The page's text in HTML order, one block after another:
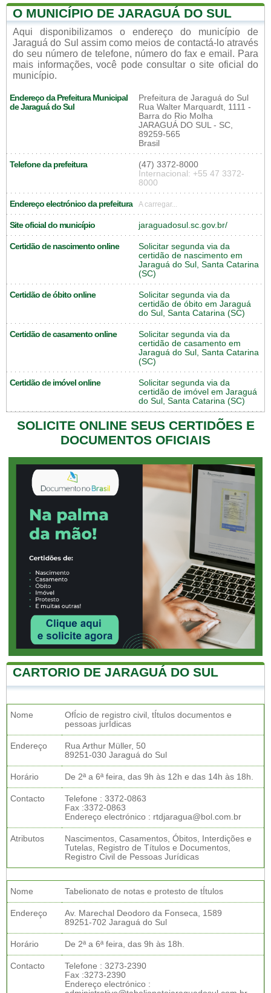
O MUNICÍPIO DE JARAGUÁ DO SUL
Aqui disponibilizamos o endereço do município de
Jaraguá do Sul assim como meios de contactá-lo através
do seu número de telefone, número do fax e email. Para
mais informações, você pode consultar o site oficial do
município.
Endereço da Prefeitura Municipal
de Jaraguá do Sul
Prefeitura de Jaraguá do Sul
Rua Walter Marquardt, 1111 -
Barra do Rio Molha
JARAGUÁ DO SUL - SC,
89259-565
Brasil
Telefone da prefeitura
(47) 3372-8000
Internacional: +55 47 3372-
8000
Endereço electrónico da prefeitura A carregar...
Site oficial do município jaraguadosul.sc.gov.br/
Certidão de nascimento online
Solicitar segunda via da
certidão de nascimento em
Jaraguá do Sul, Santa Catarina
(SC)
Certidão de óbito online
Solicitar segunda via da
certidão de óbito em Jaraguá
do Sul, Santa Catarina (SC)
Certidão de casamento online
Solicitar segunda via da
certidão de casamento em
Jaraguá do Sul, Santa Catarina
(SC)
Certidão de imóvel online
Solicitar segunda via da
certidão de imóvel em Jaraguá
do Sul, Santa Catarina (SC)
SOLICITE ONLINE SEUS CERTIDÕES E
DOCUMENTOS OFICIAIS
CARTORIO DE JARAGUÁ DO SUL
Nome
OfÍcio de registro civil, tÍtulos documentos e
pessoas jurÍdicas
Endereço
Rua Arthur Müller, 50
89251-030 Jaraguá do Sul
Horário De 2ª a 6ª feira, das 9h às 12h e das 14h às 18h.
Contacto
Telefone : 3372-0863
Fax :3372-0863
Endereço electrónico : rtdjaragua@bol.com.br
Atributos
Nascimentos, Casamentos, Óbitos, Interdições e
Tutelas, Registro de Títulos e Documentos,
Registro Civil de Pessoas Jurídicas
Nome Tabelionato de notas e protesto de tÍtulos
Endereço
Av. Marechal Deodoro da Fonseca, 1589
89251-702 Jaraguá do Sul
Horário De 2ª a 6ª feira, das 9h às 18h.
Contacto
Telefone : 3273-2390
Fax :3273-2390
Endereço electrónico :